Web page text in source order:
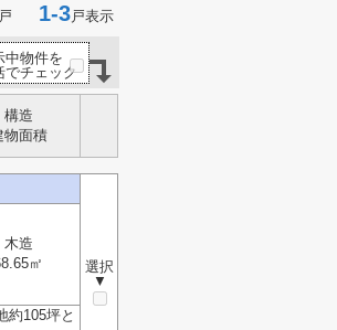
戸 1-3戸表示
中物件を
でチェック
構造
物面積
選択
▼
木造
㎡
約105坪と